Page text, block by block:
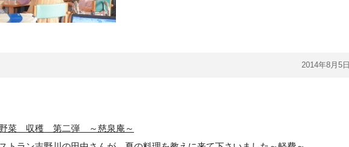
2014年8月5日
菜 収穫 第二弾 ～慈泉庵～